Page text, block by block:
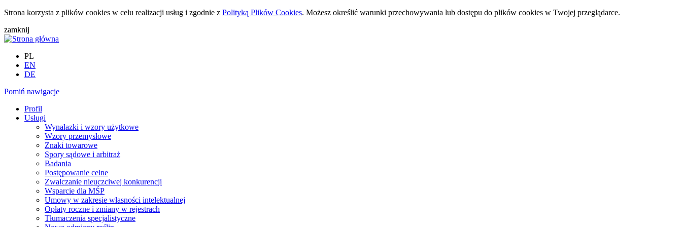
Strona korzysta z plików cookies w celu realizacji usług i zgodnie z Polityką Plików Cookies. Możesz określić warunki przechowywania lub dostępu do plików cookies w Twojej przeglądarce.
zamknij
PL
EN
DE
Pomiń nawigacje
Profil
Usługi
Wynalazki i wzory użytkowe
Wzory przemysłowe
Znaki towarowe
Spory sądowe i arbitraż
Badania
Postępowanie celne
Zwalczanie nieuczciwej konkurencji
Wsparcie dla MŚP
Umowy w zakresie własności intelektualnej
Opłaty roczne i zmiany w rejestrach
Tłumaczenia specjalistyczne